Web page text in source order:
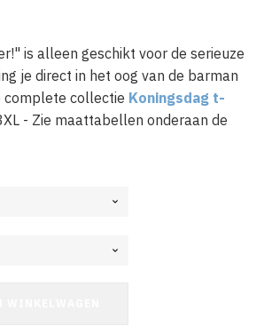
is alleen geschikt voor de serieuze
je direct in het oog van de barman
complete collectie Koningsdag t-
- Zie maattabellen onderaan de